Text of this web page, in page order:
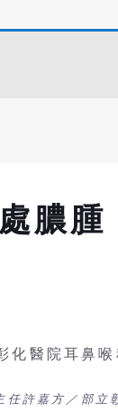
膿
任許嘉方／部立